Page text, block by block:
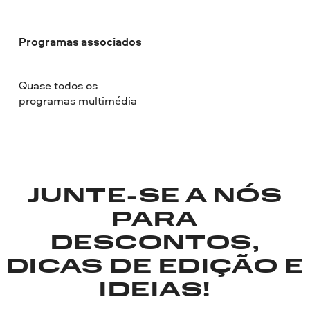
Programas associados
Quase todos os
programas multimédia
JUNTE-SE A NÓS
PARA
DESCONTOS,
DICAS DE EDIÇÃO E
IDEIAS!